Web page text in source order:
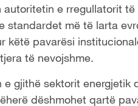
autoritetin e rregullatorit
standardet më të larta
këtë pavarësi
të nevojshme.
e gjithë sektorit
dëshmohet qartë